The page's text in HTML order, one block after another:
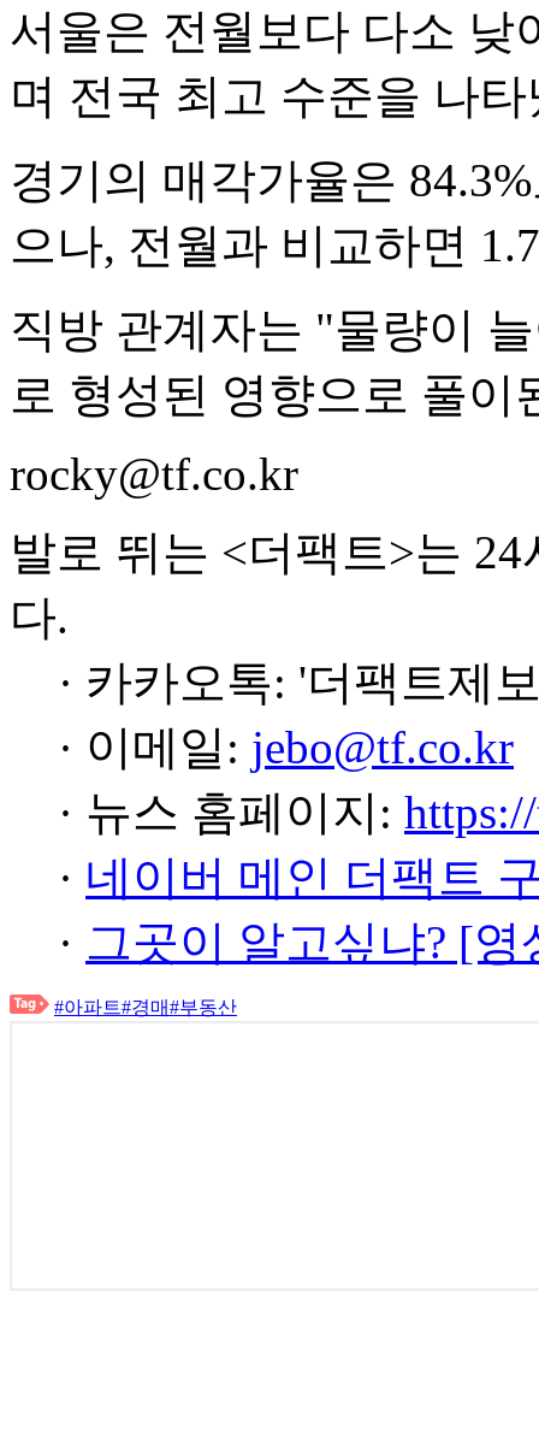
서울은 전월보다 다소 낮
며 전국 최고 수준을 나
경기의 매각가율은
으나, 전월과 비교하면
직방 관계자는 "물량이
로 형성된 영향으로 풀이
rocky@tf.co.kr
발로 뛰는 <더팩트>는
다.
· 카카오톡: '더팩트제
· 이메일: jebo@tf.co.kr
· 뉴스 홈페이지:
· 네이버 메인 더팩트
· 그곳이 알고싶냐? [
#아파트#경매#부동산